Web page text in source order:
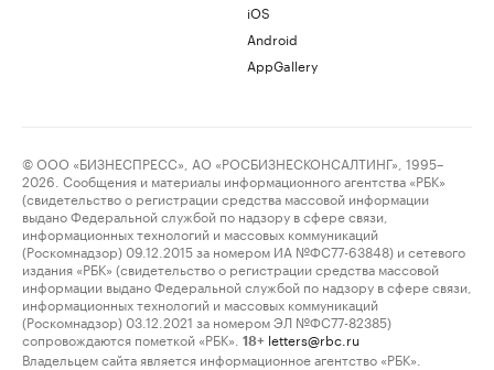
iOS
Android
AppGallery
© ООО «БИЗНЕСПРЕСС», АО «РОСБИЗНЕСКОНСАЛТИНГ», 1995–
2026. Сообщения и материалы информационного агентства «РБК»
(свидетельство о регистрации средства массовой информации
выдано Федеральной службой по надзору в сфере связи,
информационных технологий и массовых коммуникаций
(Роскомнадзор) 09.12.2015 за номером ИА №ФС77-63848) и сетевого
издания «РБК» (свидетельство о регистрации средства массовой
информации выдано Федеральной службой по надзору в сфере связи,
информационных технологий и массовых коммуникаций
(Роскомнадзор) 03.12.2021 за номером ЭЛ №ФС77-82385)
сопровождаются пометкой «РБК».
18+ letters@rbc.ru
Владельцем сайта является информационное агентство «РБК».